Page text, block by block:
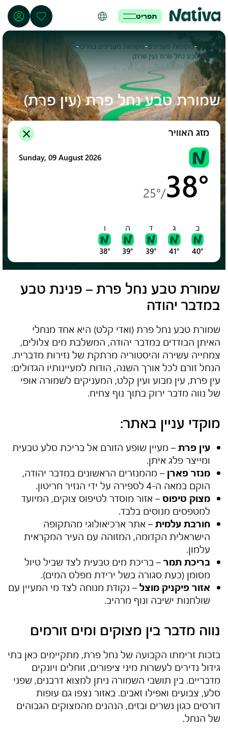
תפריט
דף הבית-מקומות מעניינים-מקומות מעניינים במרכז-
שמורת טבע נחל פרת (עין פרת)
שמורת טבע נחל פרת (עין פרת)
מזג האוויר
Sunday, 09 August 2026
38°
/
25°
ב
40°
ג
41°
ד
39°
ה
39°
ו
38°
שמורת טבע נחל פרת – פנינת טבע
במדבר יהודה
שמורת טבע נחל פרת (ואדי קלט) היא אחד מנחלי
האיתן הבודדים במדבר יהודה, המשלבת מים צלולים,
צמחייה עשירה והיסטוריה מרתקת של נזירות מדברית.
הנחל זורם לכל אורך השנה, הודות למעיינותיו הגדולים:
עין פרת, עין מבוע ועין קלט, המעניקים לשמורה אופי
של נווה מדבר ירוק בתוך נוף צחיח.
מוקדי עניין באתר:
עין פרת – מעיין שופע הזורם אל בריכת סלע טבעית
ומייצר פלג איתן.
מנזר פארן – מהמנזרים הראשונים במדבר יהודה,
הוקם במאה ה-4 לספירה על ידי הנזיר חריטון.
מצוק טיפוס – אזור מוסדר לטיפוס צוקים, המיועד
למטפסים מנוסים בלבד.
חורבת עלמית – אתר ארכיאולוגי מהתקופה
הישראלית הקדומה, המזוהה עם העיר המקראית
עלמון.
בריכת תמר – בריכת מים טבעית לצד שביל טיול
מסומן (כעת סגורה בשל ירידת מפלס המים).
אזור פיקניק מוצל – נקודת מנוחה לצד מי המעיין עם
שולחנות ישיבה ונוף מרהיב.
נווה מדבר בין מצוקים ומים זורמים
בזכות זרימתו הקבועה של נחל פרת, מתקיימים כאן בתי
גידול נדירים לעשרות מיני ציפורים, זוחלים ויונקים
מדבריים. בין תושבי השמורה ניתן למצוא דרבנים, שפני
סלע, צבועים ואפילו זאבים. באזור נצפו גם עופות
דורסים כגון נשרים ובזים, הנהנים מהמצוקים הגבוהים
של הנחל.